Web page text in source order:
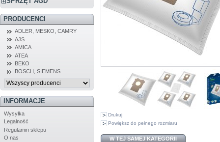
PRODUCENCI
ADLER, MESKO, CAMRY
AJS
AMICA
ATEA
BEKO
BOSCH, SIEMENS
INFORMACJE
Wysyłka
Legalność
Regulamin sklepu
O nas
Drukuj
Powiększ do pełnego rozmiaru
W TEJ SAMEJ KATEGORII